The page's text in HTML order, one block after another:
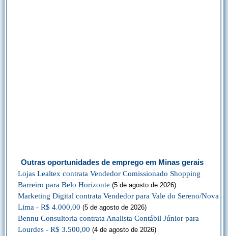
Outras oportunidades de emprego em Minas gerais
Lojas Lealtex contrata Vendedor Comissionado Shopping
Barreiro para Belo Horizonte (5 de agosto de 2026)
Marketing Digital contrata Vendedor para Vale do Sereno/Nova
Lima - R$ 4.000,00 (5 de agosto de 2026)
Bennu Consultoria contrata Analista Contábil Júnior para
Lourdes - R$ 3.500,00 (4 de agosto de 2026)